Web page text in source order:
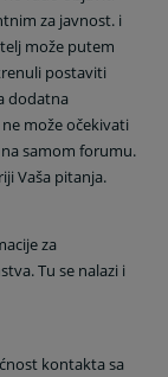
za javnost. i
može putem
postaviti
dodatna
može očekivati
samom forumu.
Vaša pitanja.
za
Tu se nalazi i
kontakta sa